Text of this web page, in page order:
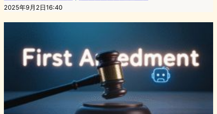
2025年9月2日16:40